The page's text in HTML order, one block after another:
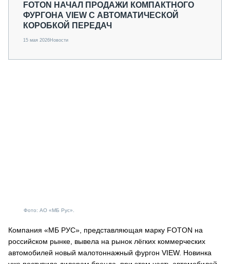
FOTON НАЧАЛ ПРОДАЖИ КОМПАКТНОГО
ФУРГОНА VIEW С АВТОМАТИЧЕСКОЙ
КОРОБКОЙ ПЕРЕДАЧ
15 мая 2026Новости
Фото: АО «МБ Рус».
Компания «МБ РУС», представляющая марку FOTON на
российском рынке, вывела на рынок лёгких коммерческих
автомобилей новый малотоннажный фургон VIEW. Новинка